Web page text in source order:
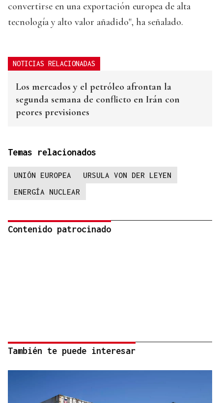
convertirse en una exportación europea de alta
tecnología y alto valor añadido", ha señalado.
NOTICIAS RELACIONADAS
Los mercados y el petróleo afrontan la
segunda semana de conflicto en Irán con
peores previsiones
Temas relacionados
UNIÓN EUROPEA
URSULA VON DER LEYEN
ENERGÍA NUCLEAR
Contenido patrocinado
También te puede interesar